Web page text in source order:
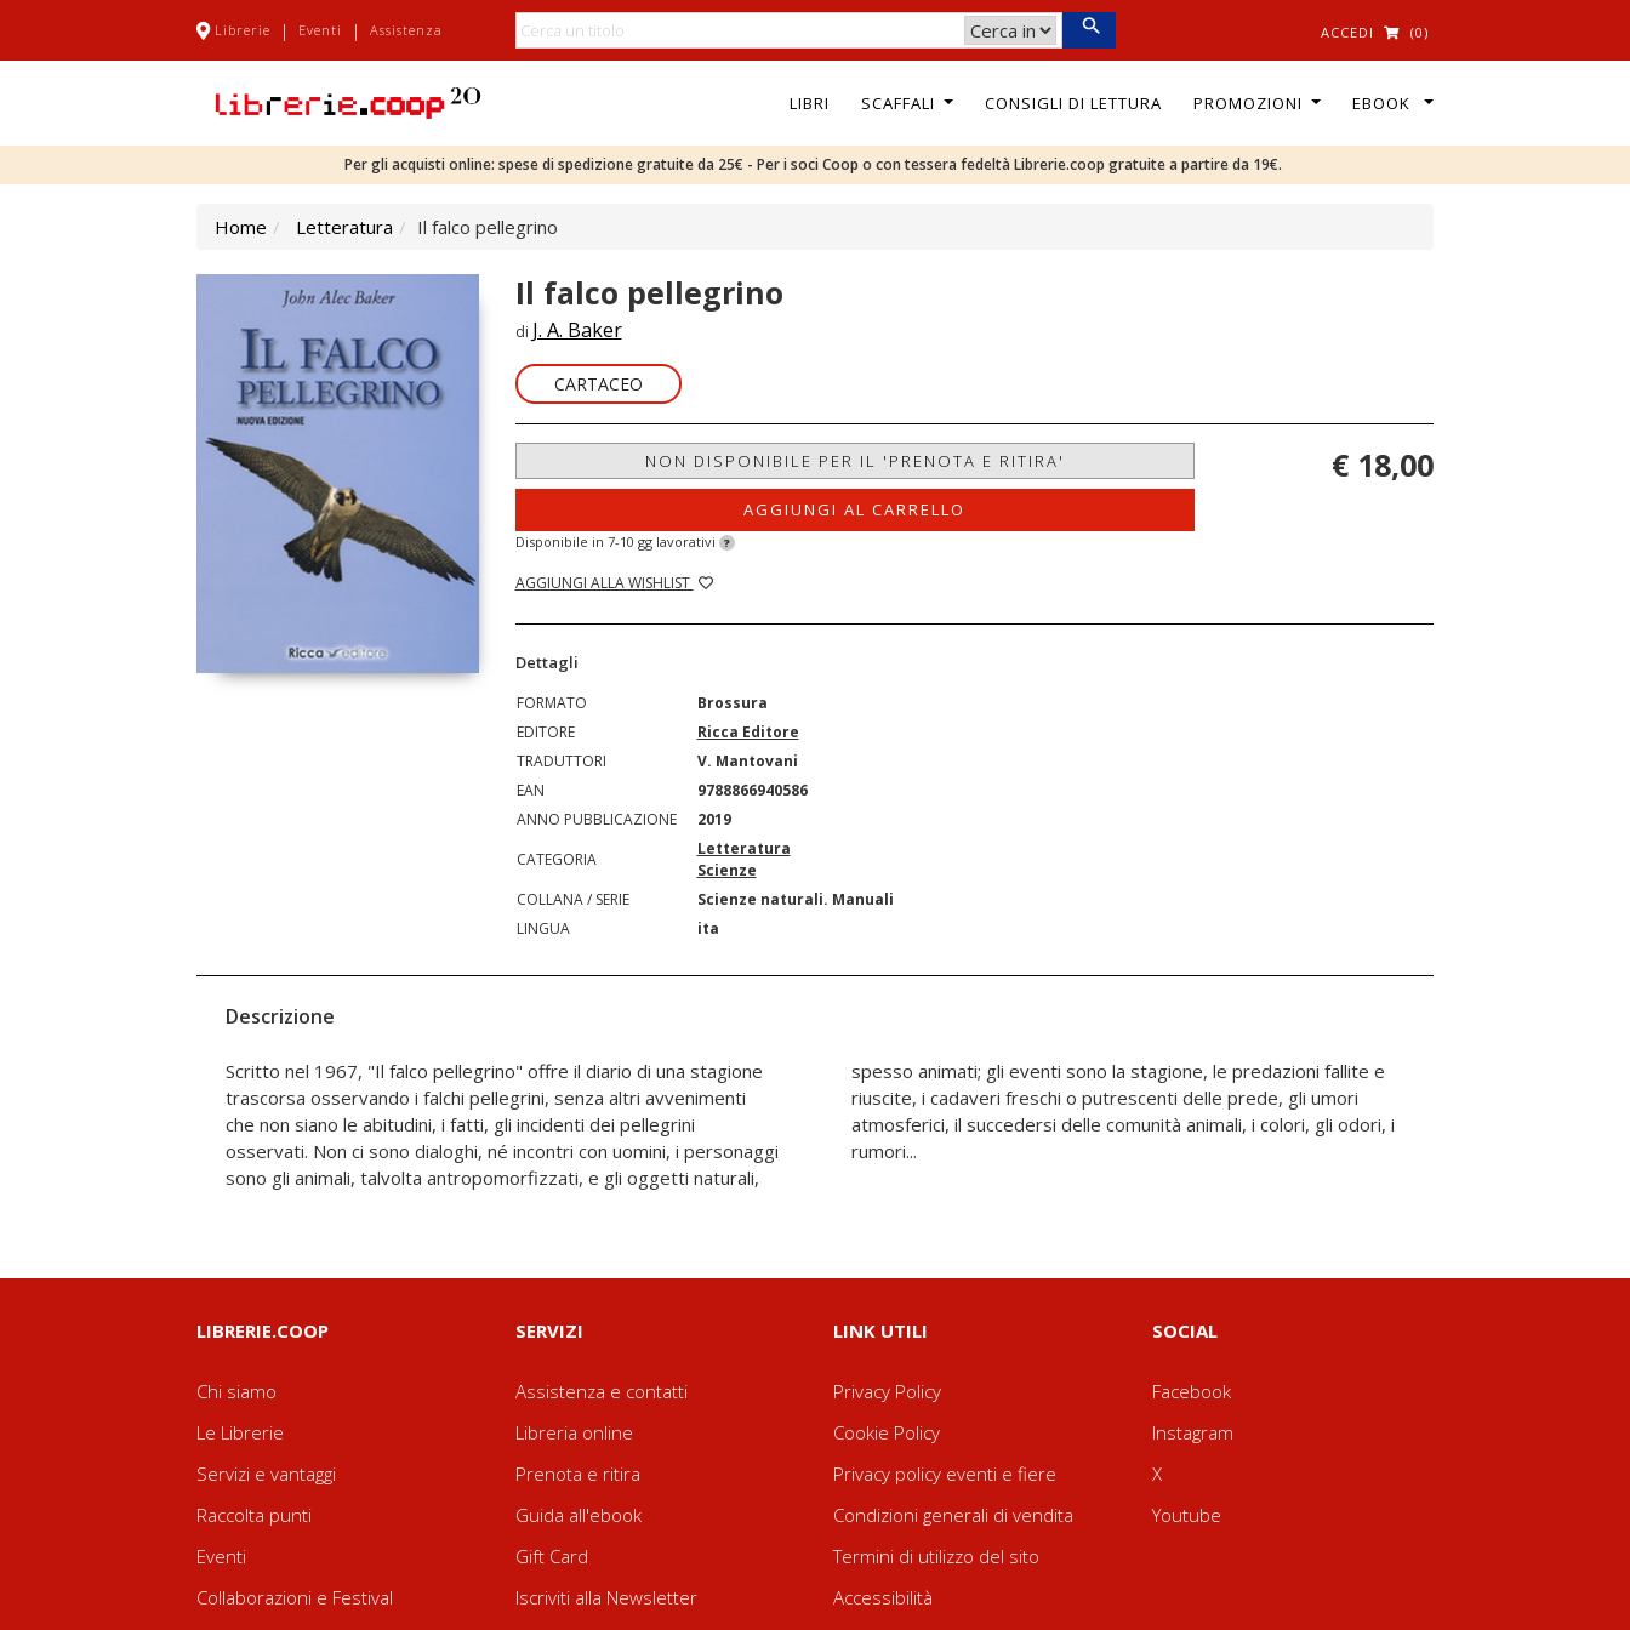
Librerie | Eventi | Assistenza ACCEDI (0)
LIBRI SCAFFALI CONSIGLI DI LETTURA PROMOZIONI EBOOK
Per gli acquisti online: spese di spedizione gratuite da 25€ - Per i soci Coop o con tessera fedeltà Librerie.coop gratuite a partire da 19€.
Home Letteratura Il falco pellegrino
Il falco pellegrino
di J. A. Baker
CARTACEO
NON DISPONIBILE PER IL 'PRENOTA E RITIRA'
AGGIUNGI AL CARRELLO
Disponibile in 7-10 gg lavorativi ?
AGGIUNGI ALLA WISHLIST
€ 18,00
Dettagli
FORMATO
Brossura
EDITORE
Ricca Editore
TRADUTTORI
V. Mantovani
EAN
9788866940586
ANNO PUBBLICAZIONE
2019
CATEGORIA
Letteratura
Scienze
COLLANA / SERIE
Scienze naturali. Manuali
LINGUA
ita
Descrizione
Scritto nel 1967, "Il falco pellegrino" offre il diario di una stagione
trascorsa osservando i falchi pellegrini, senza altri avvenimenti
che non siano le abitudini, i fatti, gli incidenti dei pellegrini
osservati. Non ci sono dialoghi, né incontri con uomini, i personaggi
sono gli animali, talvolta antropomorfizzati, e gli oggetti naturali,
spesso animati; gli eventi sono la stagione, le predazioni fallite e
riuscite, i cadaveri freschi o putrescenti delle prede, gli umori
atmosferici, il succedersi delle comunità animali, i colori, gli odori, i
rumori...
LIBRERIE.COOP
Chi siamo
Le Librerie
Servizi e vantaggi
Raccolta punti
Eventi
Collaborazioni e Festival
SERVIZI
Assistenza e contatti
Libreria online
Prenota e ritira
Guida all'ebook
Gift Card
Iscriviti alla Newsletter
LINK UTILI
Privacy Policy
Cookie Policy
Privacy policy eventi e fiere
Condizioni generali di vendita
Termini di utilizzo del sito
Accessibilità
SOCIAL
Facebook
Instagram
X
Youtube